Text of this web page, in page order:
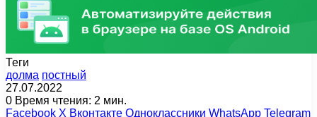
Теги
долма постный
27.07.2022
0 Время чтения: 2 мин.
Facebook X Вконтакте Одноклассники WhatsApp Telegram